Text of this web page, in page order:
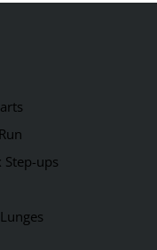
Step-ups